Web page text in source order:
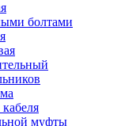
болтами
муфты